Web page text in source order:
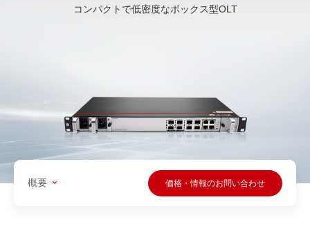
コンパクトで低密度なボックス型OLT
概要 価格・情報のお問い合わせ